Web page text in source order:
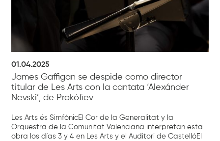
01.04.2025
James Gaffigan se despide como director
titular de Les Arts con la cantata ‘Alexánder
Nevski’, de Prokófiev
Les Arts és SimfònicEl Cor de la Generalitat y la
Orquestra de la Comunitat Valenciana interpretan esta
obra los días 3 y 4 en Les Arts y el Auditori de CastellóEl